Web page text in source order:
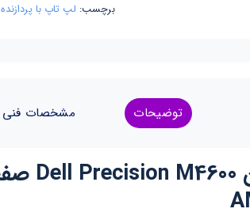
برچسب: لپ تاپ با پردازنده i5
توضیحات مشخصات فنی